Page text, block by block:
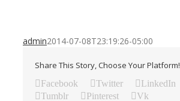
admin2014-07-08T23:19:26-05:00
Share This Story, Choose Your Platform!
Facebook Twitter LinkedIn
Tumblr
Pinterest
Vk